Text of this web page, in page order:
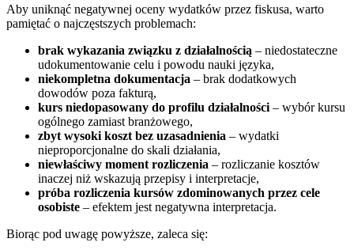
Aby uniknąć negatywnej oceny wydatków przez fiskusa, warto
pamiętać o najczęstszych problemach:
brak wykazania związku z działalnością – niedostateczne
udokumentowanie celu i powodu nauki języka,
niekompletna dokumentacja – brak dodatkowych
dowodów poza fakturą,
kurs niedopasowany do profilu działalności – wybór kursu
ogólnego zamiast branżowego,
zbyt wysoki koszt bez uzasadnienia – wydatki
nieproporcjonalne do skali działania,
niewłaściwy moment rozliczenia – rozliczanie kosztów
inaczej niż wskazują przepisy i interpretacje,
próba rozliczenia kursów zdominowanych przez cele
osobiste – efektem jest negatywna interpretacja.
Biorąc pod uwagę powyższe, zaleca się: